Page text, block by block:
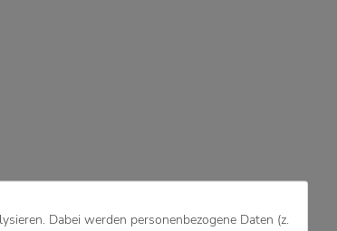
Dabei werden personenbezogene Daten (z.